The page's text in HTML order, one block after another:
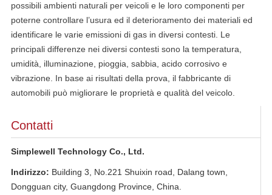
possibili ambienti naturali per veicoli e le loro componenti per
poterne controllare l’usura ed il deterioramento dei materiali ed
identificare le varie emissioni di gas in diversi contesti. Le
principali differenze nei diversi contesti sono la temperatura,
umidità, illuminazione, pioggia, sabbia, acido corrosivo e
vibrazione. In base ai risultati della prova, il fabbricante di
automobili può migliorare le proprietà e qualità del veicolo.
Contatti
Simplewell Technology Co., Ltd.
Indirizzo: Building 3, No.221 Shuixin road, Dalang town,
Dongguan city, Guangdong Province, China.